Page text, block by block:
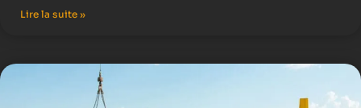
Lire la suite »